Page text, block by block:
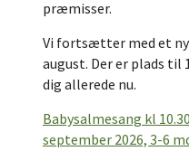
præmisser.
Vi fortsætter med et
august. Der er plads til
dig allerede nu.
Babysalmesang kl
september 2026, 3-6